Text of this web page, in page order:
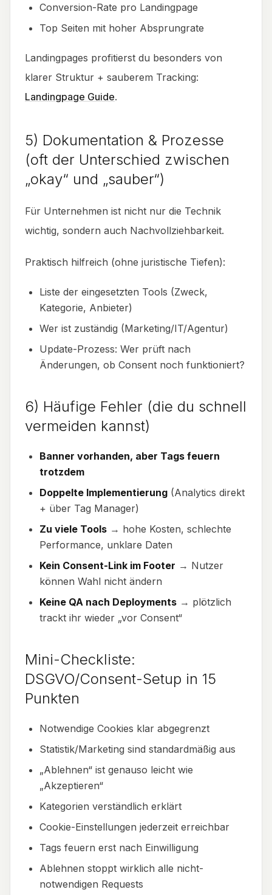
Conversion-Rate pro Landingpage
Top Seiten mit hoher Absprungrate
Landingpages profitierst du besonders von
klarer Struktur + sauberem Tracking:
Landingpage Guide.
5) Dokumentation & Prozesse
(oft der Unterschied zwischen
„okay“ und „sauber“)
Für Unternehmen ist nicht nur die Technik
wichtig, sondern auch Nachvollziehbarkeit.
Praktisch hilfreich (ohne juristische Tiefen):
Liste der eingesetzten Tools (Zweck,
Kategorie, Anbieter)
Wer ist zuständig (Marketing/IT/Agentur)
Update-Prozess: Wer prüft nach
Änderungen, ob Consent noch funktioniert?
6) Häufige Fehler (die du schnell
vermeiden kannst)
Banner vorhanden, aber Tags feuern
trotzdem
Doppelte Implementierung (Analytics direkt
+ über Tag Manager)
Zu viele Tools → hohe Kosten, schlechte
Performance, unklare Daten
Kein Consent-Link im Footer → Nutzer
können Wahl nicht ändern
Keine QA nach Deployments → plötzlich
trackt ihr wieder „vor Consent“
Mini-Checkliste:
DSGVO/Consent-Setup in 15
Punkten
Notwendige Cookies klar abgegrenzt
Statistik/Marketing sind standardmäßig aus
„Ablehnen“ ist genauso leicht wie
„Akzeptieren“
Kategorien verständlich erklärt
Cookie-Einstellungen jederzeit erreichbar
Tags feuern erst nach Einwilligung
Ablehnen stoppt wirklich alle nicht-
notwendigen Requests